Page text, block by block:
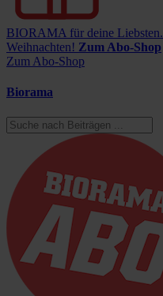
BIORAMA für deine Liebsten.
Weihnachten! Zum Abo-Shop
Zum Abo-Shop
Biorama